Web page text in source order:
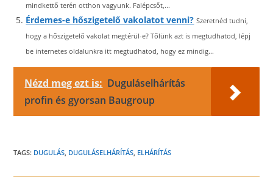
mindkettő terén otthon vagyunk. Falépcsőt,...
Érdemes-e hőszigetelő vakolatot venni? Szeretnéd tudni,
hogy a hőszigetelő vakolat megtérül-e? Tőlünk azt is megtudhatod, lépj
be internetes oldalunkra itt megtudhatod, hogy ez mindig...
Nézd meg ezt is: Duguláselhárítás
profin és gyorsan Baugroup
TAGS: DUGULÁS, DUGULÁSELHÁRÍTÁS, ELHÁRÍTÁS